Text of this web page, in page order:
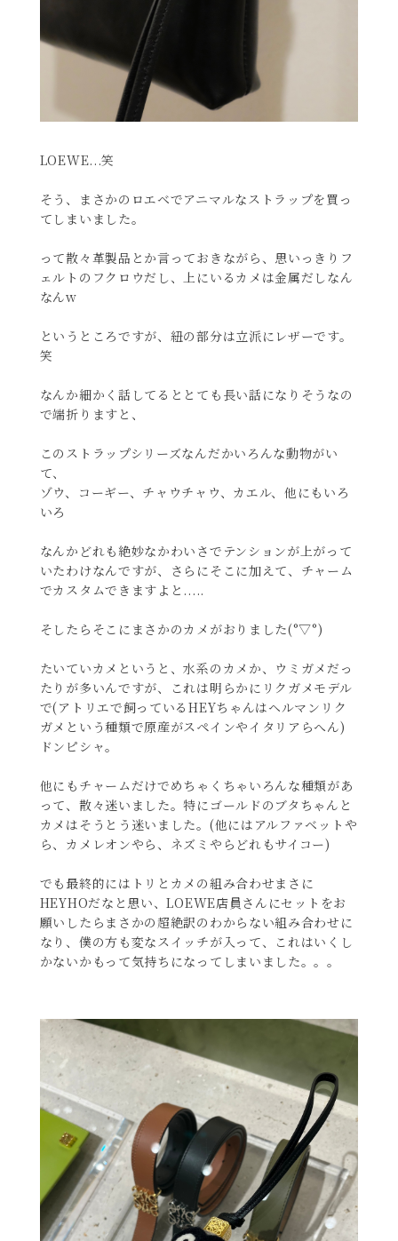
LOEWE...笑
そう、まさかのロエベでアニマルなストラップを買っ
てしまいました。
って散々革製品とか言っておきながら、思いっきりフ
ェルトのフクロウだし、上にいるカメは金属だしなん
なんw
というところですが、紐の部分は立派にレザーです。
笑
なんか細かく話してるととても長い話になりそうなの
で端折りますと、
このストラップシリーズなんだかいろんな動物がい
て、
ゾウ、コーギー、チャウチャウ、カエル、他にもいろ
いろ
なんかどれも絶妙なかわいさでテンションが上がって
いたわけなんですが、さらにそこに加えて、チャーム
でカスタムできますよと.....
そしたらそこにまさかのカメがおりました(°▽°)
たいていカメというと、水系のカメか、ウミガメだっ
たりが多いんですが、これは明らかにリクガメモデル
で(アトリエで飼っているHEYちゃんはヘルマンリク
ガメという種類で原産がスペインやイタリアらへん)
ドンピシャ。
他にもチャームだけでめちゃくちゃいろんな種類があ
って、散々迷いました。特にゴールドのブタちゃんと
カメはそうとう迷いました。(他にはアルファベットや
ら、カメレオンやら、ネズミやらどれもサイコー)
でも最終的にはトリとカメの組み合わせまさに
HEYHOだなと思い、LOEWE店員さんにセットをお
願いしたらまさかの超絶訳のわからない組み合わせに
なり、僕の方も変なスイッチが入って、これはいくし
かないかもって気持ちになってしまいました。。。